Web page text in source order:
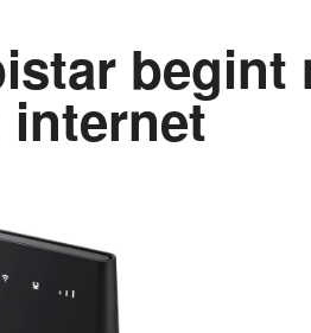
begint
internet